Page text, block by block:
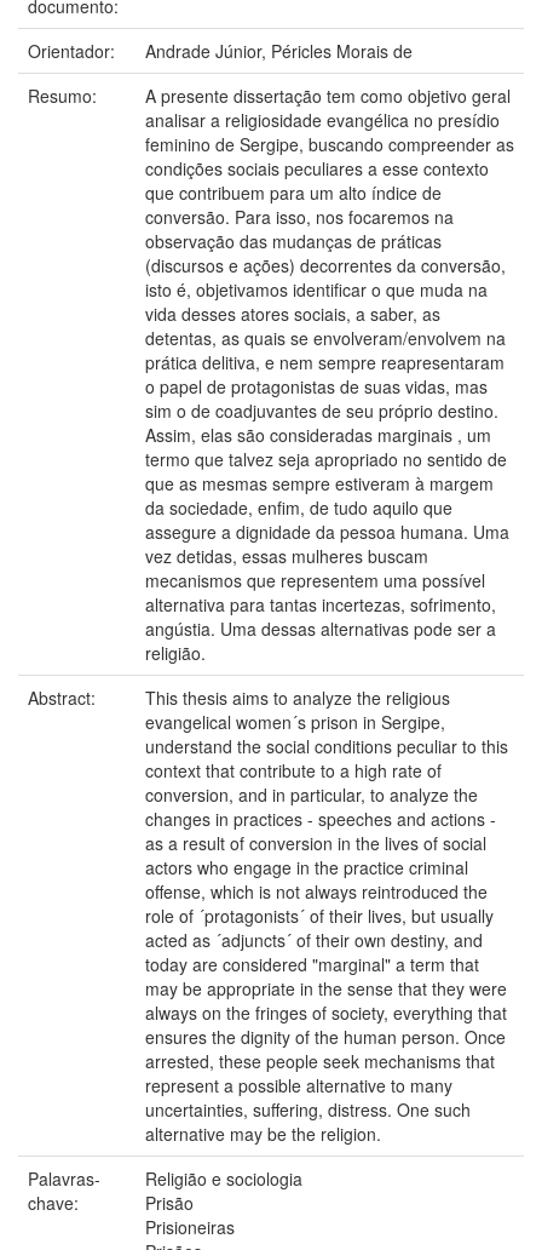
documento:
Orientador:
Andrade Júnior, Péricles Morais de
Resumo:
A presente dissertação tem como objetivo geral
analisar a religiosidade evangélica no presídio
feminino de Sergipe, buscando compreender as
condições sociais peculiares a esse contexto
que contribuem para um alto índice de
conversão. Para isso, nos focaremos na
observação das mudanças de práticas
(discursos e ações) decorrentes da conversão,
isto é, objetivamos identificar o que muda na
vida desses atores sociais, a saber, as
detentas, as quais se envolveram/envolvem na
prática delitiva, e nem sempre reapresentaram
o papel de protagonistas de suas vidas, mas
sim o de coadjuvantes de seu próprio destino.
Assim, elas são consideradas marginais , um
termo que talvez seja apropriado no sentido de
que as mesmas sempre estiveram à margem
da sociedade, enfim, de tudo aquilo que
assegure a dignidade da pessoa humana. Uma
vez detidas, essas mulheres buscam
mecanismos que representem uma possível
alternativa para tantas incertezas, sofrimento,
angústia. Uma dessas alternativas pode ser a
religião.
Abstract:
This thesis aims to analyze the religious
evangelical women´s prison in Sergipe,
understand the social conditions peculiar to this
context that contribute to a high rate of
conversion, and in particular, to analyze the
changes in practices - speeches and actions -
as a result of conversion in the lives of social
actors who engage in the practice criminal
offense, which is not always reintroduced the
role of ´protagonists´ of their lives, but usually
acted as ´adjuncts´ of their own destiny, and
today are considered "marginal" a term that
may be appropriate in the sense that they were
always on the fringes of society, everything that
ensures the dignity of the human person. Once
arrested, these people seek mechanisms that
represent a possible alternative to many
uncertainties, suffering, distress. One such
alternative may be the religion.
Palavras-
chave:
Religião e sociologia
Prisão
Prisioneiras